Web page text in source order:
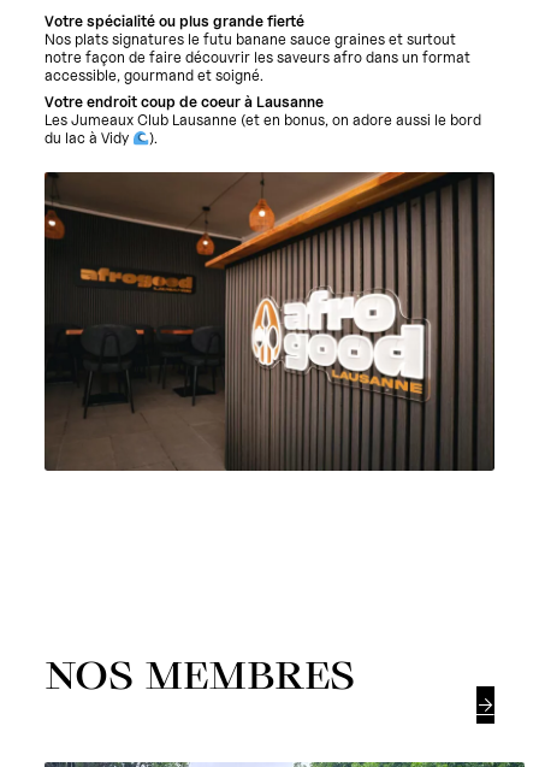
Votre spécialité ou plus grande fierté
Nos plats signatures le futu banane sauce graines et surtout
notre façon de faire découvrir les saveurs afro dans un format
accessible, gourmand et soigné.
Votre endroit coup de coeur à Lausanne
Les Jumeaux Club Lausanne (et en bonus, on adore aussi le bord
du lac à Vidy
).
NOS MEMBRES
